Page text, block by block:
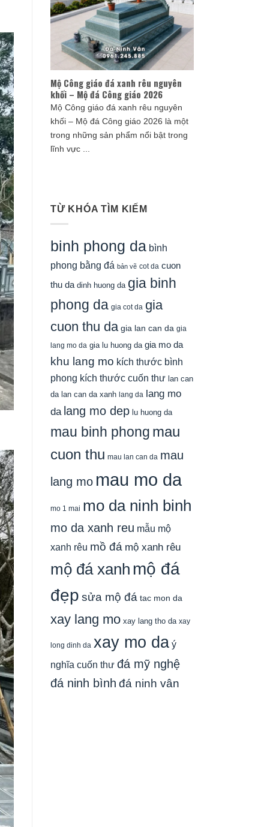
Mộ Công giáo đá xanh rêu nguyên
khối – Mộ đá Công giáo 2026
Mộ Công giáo đá xanh rêu nguyên
khối – Mộ đá Công giáo 2026 là một
trong những sản phẩm nổi bật trong
lĩnh vực ...
TỪ KHÓA TÌM KIẾM
binh phong da bình
phong bằng đá bản vẽ cot da cuon
thu da dinh huong da gia binh
phong da gia cot da gia
cuon thu da gia lan can da gia
lang mo da gia lu huong da gia mo da
khu lang mo kích thước bình
phong kích thước cuốn thư lan can
da lan can da xanh lang da lang mo
da lang mo dep lu huong da
mau binh phong mau
cuon thu mau lan can da mau
lang mo mau mo da
mo 1 mai mo da ninh binh
mo da xanh reu mẫu mộ
xanh rêu mồ đá mộ xanh rêu
mộ đá xanh mộ đá
đẹp sửa mộ đá tac mon da
xay lang mo xay lang tho da xay
long dinh da xay mo da ý
nghĩa cuốn thư đá mỹ nghệ
đá ninh bình đá ninh vân